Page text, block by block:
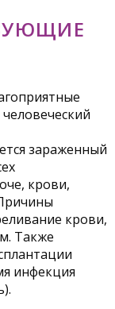
зараженный
крови,
крови,
Также
инфекция